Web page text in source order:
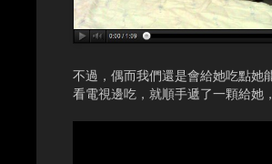
不過，偶而我們還是會給她吃點她
看電視邊吃，就順手遞了一顆給她